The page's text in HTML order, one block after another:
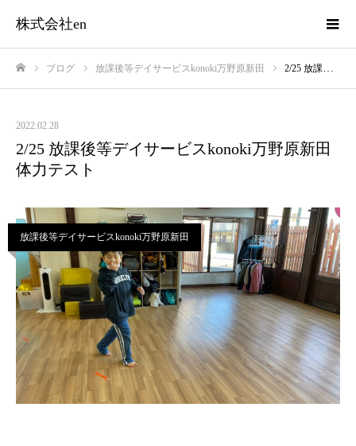
株式会社en
ブログ 放課後等デイサービスkonoki万野原新田 2/25 放課後等デイサービスkonoki万野原新田 体力テスト
2022.02.28
2/25 放課後等デイサービスkonoki万野原新田
体力テスト
放課後等デイサービスkonoki万野原新田